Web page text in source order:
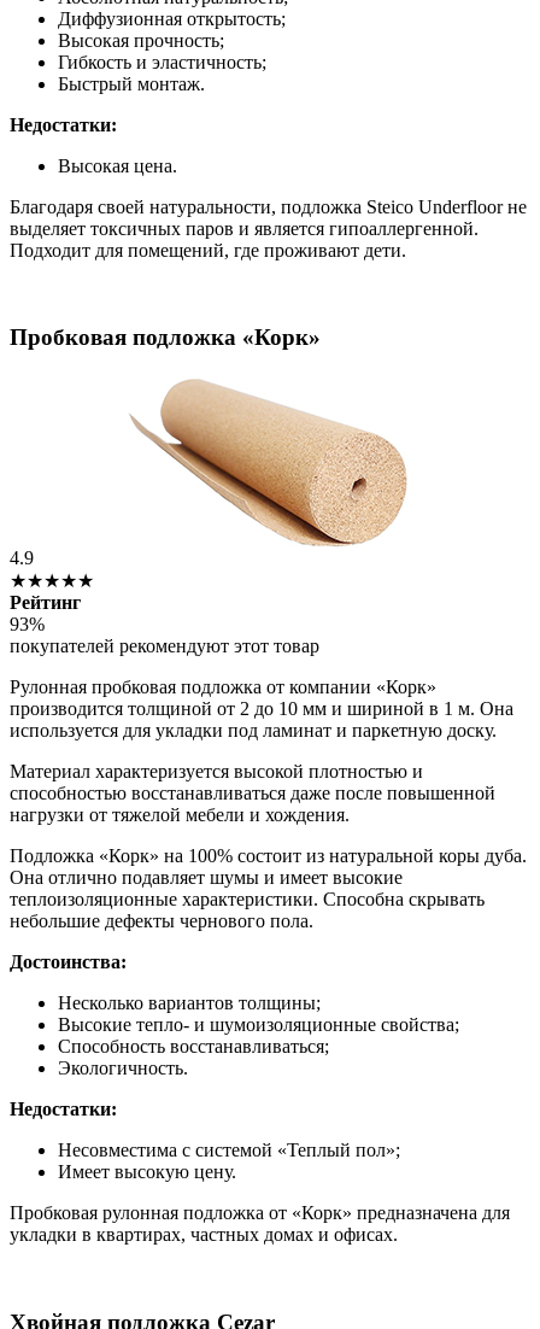
Диффузионная открытость;
Высокая прочность;
Гибкость и эластичность;
Быстрый монтаж.
Недостатки:
Высокая цена.
Благодаря своей натуральности, подложка Steico Underfloor не
выделяет токсичных паров и является гипоаллергенной.
Подходит для помещений, где проживают дети.
Пробковая подложка «Корк»
4.9
★★★★★
Рейтинг
93%
покупателей рекомендуют этот товар
Рулонная пробковая подложка от компании «Корк»
производится толщиной от 2 до 10 мм и шириной в 1 м. Она
используется для укладки под ламинат и паркетную доску.
Материал характеризуется высокой плотностью и
способностью восстанавливаться даже после повышенной
нагрузки от тяжелой мебели и хождения.
Подложка «Корк» на 100% состоит из натуральной коры дуба.
Она отлично подавляет шумы и имеет высокие
теплоизоляционные характеристики. Способна скрывать
небольшие дефекты чернового пола.
Достоинства:
Несколько вариантов толщины;
Высокие тепло- и шумоизоляционные свойства;
Способность восстанавливаться;
Экологичность.
Недостатки:
Несовместима с системой «Теплый пол»;
Имеет высокую цену.
Пробковая рулонная подложка от «Корк» предназначена для
укладки в квартирах, частных домах и офисах.
Хвойная подложка Cezar